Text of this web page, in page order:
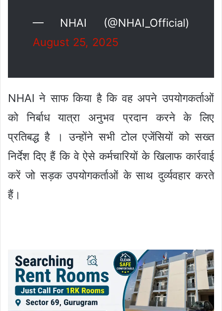
— NHAI (@NHAI_Official)
August 25, 2025
NHAI ने साफ किया है कि वह अपने उपयोगकर्ताओं
को निर्बाध यात्रा अनुभव प्रदान करने के लिए
प्रतिबद्ध है । उन्होंने सभी टोल एजेंसियों को सख्त
निर्देश दिए हैं कि वे ऐसे कर्मचारियों के खिलाफ कार्रवाई
करें जो सड़क उपयोगकर्ताओं के साथ दुर्व्यवहार करते
हैं।